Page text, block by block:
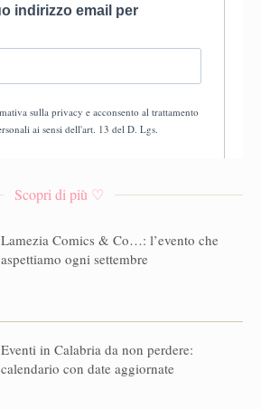
Scopri di più ♡
Lamezia Comics & Co…: l’evento che
aspettiamo ogni settembre
Eventi in Calabria da non perdere:
calendario con date aggiornate